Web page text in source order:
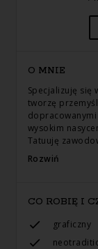
O MNIE
Specjalizuję się
tworzę
wysokim
Tatuuję
Rozwiń
CO ROBIĘ I
graficzny